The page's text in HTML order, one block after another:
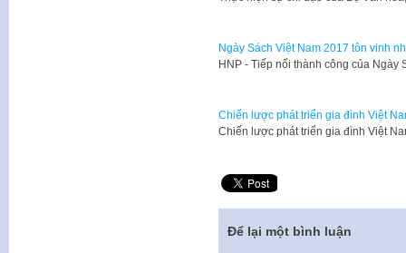
Ngày Sách Việt Nam 2017 tôn vinh
HNP - Tiếp nối thành công của
Chiến lược phát triển gia đình Việt
Chiến lược phát triển gia đình Việt
Để lại một bình luận